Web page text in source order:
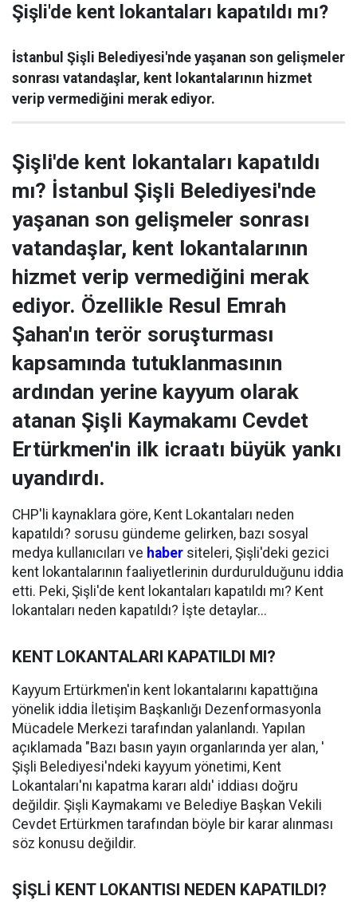
Şişli'de kent lokantaları kapatıldı mı?
İstanbul Şişli Belediyesi'nde yaşanan son gelişmeler
sonrası vatandaşlar, kent lokantalarının hizmet
verip vermediğini merak ediyor.
Şişli'de kent lokantaları kapatıldı
mı? İstanbul Şişli Belediyesi'nde
yaşanan son gelişmeler sonrası
vatandaşlar, kent lokantalarının
hizmet verip vermediğini merak
ediyor. Özellikle Resul Emrah
Şahan'ın terör soruşturması
kapsamında tutuklanmasının
ardından yerine kayyum olarak
atanan Şişli Kaymakamı Cevdet
Ertürkmen'in ilk icraatı büyük yankı
uyandırdı.
CHP'li kaynaklara göre, Kent Lokantaları neden
kapatıldı? sorusu gündeme gelirken, bazı sosyal
medya kullanıcıları ve haber siteleri, Şişli'deki gezici
kent lokantalarının faaliyetlerinin durdurulduğunu iddia
etti. Peki, Şişli'de kent lokantaları kapatıldı mı? Kent
lokantaları neden kapatıldı? İşte detaylar...
KENT LOKANTALARI KAPATILDI MI?
Kayyum Ertürkmen'in kent lokantalarını kapattığına
yönelik iddia İletişim Başkanlığı Dezenformasyonla
Mücadele Merkezi tarafından yalanlandı. Yapılan
açıklamada "Bazı basın yayın organlarında yer alan, '
Şişli Belediyesi'ndeki kayyum yönetimi, Kent
Lokantaları'nı kapatma kararı aldı' iddiası doğru
değildir. Şişli Kaymakamı ve Belediye Başkan Vekili
Cevdet Ertürkmen tarafından böyle bir karar alınması
söz konusu değildir.
ŞİŞLİ KENT LOKANTISI NEDEN KAPATILDI?